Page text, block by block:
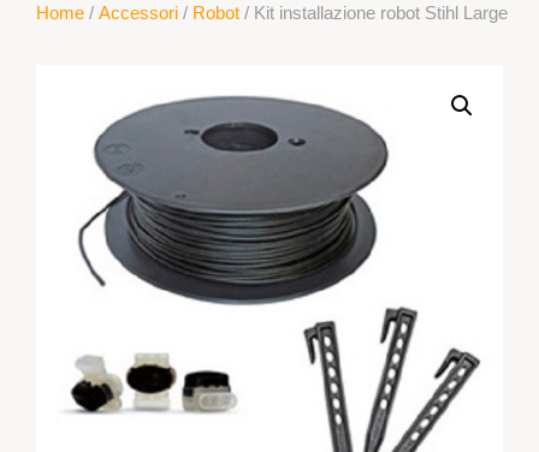
Home / Accessori / Robot / Kit installazione robot Stihl Large